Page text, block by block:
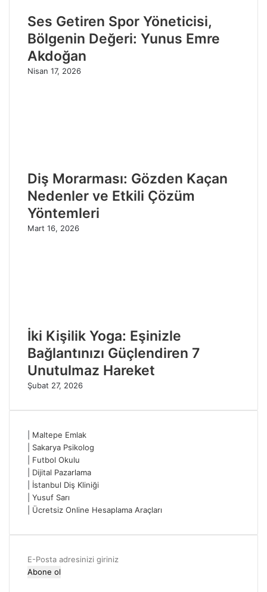
Ses Getiren Spor Yöneticisi,
Bölgenin Değeri: Yunus Emre
Akdoğan
Nisan 17, 2026
Diş Morarması: Gözden Kaçan
Nedenler ve Etkili Çözüm
Yöntemleri
Mart 16, 2026
İki Kişilik Yoga: Eşinizle
Bağlantınızı Güçlendiren 7
Unutulmaz Hareket
Şubat 27, 2026
Maltepe Emlak
Sakarya Psikolog
Futbol Okulu
Dijital Pazarlama
İstanbul Diş Kliniği
Yusuf Sarı
Ücretsiz Online Hesaplama Araçları
E-
Posta